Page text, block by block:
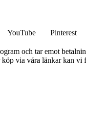
YouTube Pinterest
och tar emot
via våra länkar kan